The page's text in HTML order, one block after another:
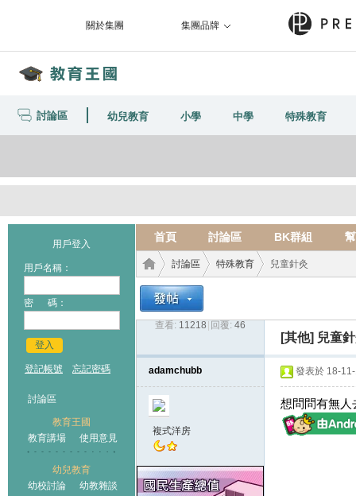
關於集團 集團品牌
討論區 幼兒教育 小學 中學 特殊教育
用戶登入
用戶名稱：
密 碼：
登入
登記帳號 忘記密碼
討論區
教育王國
教育講場
使用意見
幼兒教育
幼校討論
幼教雜談
首頁 討論區 BK群組
教育
王國
›
討論區
›
特殊教育 兒童針灸
查看: 11218 回覆: 46
[其他] 兒童
adamchubb
複式洋房
發表於 18-
想問問有無人